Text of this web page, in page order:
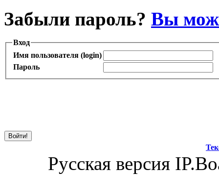
Забыли пароль? Вы
Вход
Имя пользователя (login)
Пароль
Русская версия